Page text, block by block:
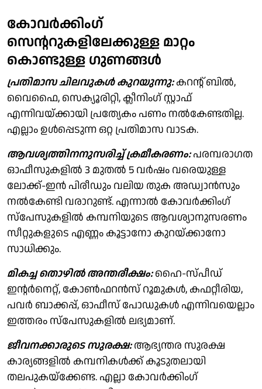
കോവര്‍ക്കിംഗ്
സെന്ററുകളിലേക്കുള്ള മാറ്റം
കൊണ്ടുള്ള ഗുണങ്ങള്‍
പ്രതിമാസ ചിലവുകള്‍ കുറയുന്നു:കറന്റ് ബില്‍,
വൈഫൈ, സെക്യൂരിറ്റി, ക്ലീനിംഗ് സ്റ്റാഫ്
എന്നിവയ്ക്കായി പ്രത്യേകം പണം നല്‍കേണ്ടതില്ല.
എല്ലാം ഉള്‍പ്പെടുന്ന ഒറ്റ പ്രതിമാസ വാടക.
ആവശ്യത്തിനനുസരിച്ച് ക്രമീകരണം:പരമ്പരാഗത
ഓഫീസുകളില്‍ 3 മുതല്‍ 5 വര്‍ഷം വരെയുള്ള
ലോക്ക്-ഇന്‍ പിരീഡും വലിയ തുക അഡ്വാന്‍സും
നല്‍കേണ്ടി വരാറുണ്ട്. എന്നാല്‍ കോവര്‍ക്കിംഗ്
സ്‌പേസുകളില്‍ കമ്പനിയുടെ ആവശ്യാനുസരണം
സീറ്റുകളുടെ എണ്ണം കൂട്ടാനോ കുറയ്ക്കാനോ
സാധിക്കും.
മികച്ച തൊഴില്‍ അന്തരീക്ഷം:ഹൈ-സ്പീഡ്
ഇന്റര്‍നെറ്റ്, കോണ്‍ഫറന്‍സ് റൂമുകള്‍, കഫറ്റീരിയ,
പവര്‍ ബാക്കപ്പ്, ഓഫീസ് പോഡുകള്‍ എന്നിവയെല്ലാം
ഇത്തരം സ്‌പേസുകളില്‍ ലഭ്യമാണ്.
ജീവനക്കാരുടെ സുരക്ഷ:ആഭ്യന്തര സുരക്ഷ
കാര്യങ്ങളില്‍ കമ്പനികള്‍ക്ക് കൂടുതലായി
തലപുകയ്‌ക്കേണ്ട. എല്ലാ കോവര്‍ക്കിംഗ്